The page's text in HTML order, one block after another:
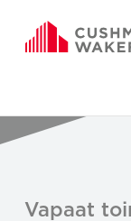
Vapaat